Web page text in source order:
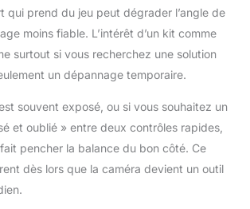
qui prend du jeu peut dégrader l’angle de
moins fiable. L’intérêt d’un kit comme
surtout si vous recherchez une solution
un dépannage temporaire.
souvent exposé, ou si vous souhaitez un
et oublié » entre deux contrôles rapides,
pencher la balance du bon côté. Ce
dès lors que la caméra devient un outil